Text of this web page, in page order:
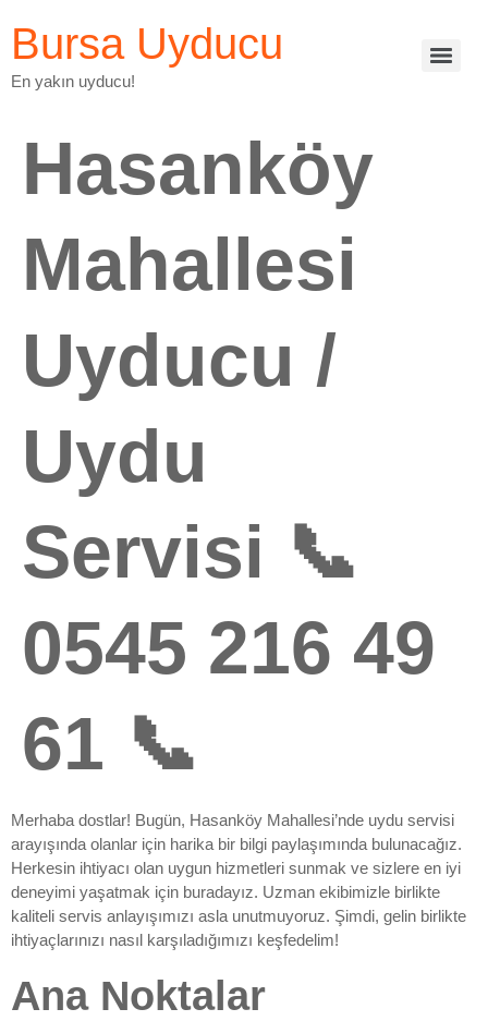
Bursa Uyducu
En yakın uyducu!
Hasanköy
Mahallesi
Uyducu /
Uydu
Servisi 📞
0545 216 49
61 📞
Merhaba dostlar! Bugün, Hasanköy Mahallesi’nde uydu servisi
arayışında olanlar için harika bir bilgi paylaşımında bulunacağız.
Herkesin ihtiyacı olan uygun hizmetleri sunmak ve sizlere en iyi
deneyimi yaşatmak için buradayız. Uzman ekibimizle birlikte
kaliteli servis anlayışımızı asla unutmuyoruz. Şimdi, gelin birlikte
ihtiyaçlarınızı nasıl karşıladığımızı keşfedelim!
Ana Noktalar